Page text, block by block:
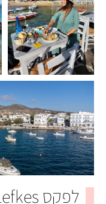
לפקס Lefkes